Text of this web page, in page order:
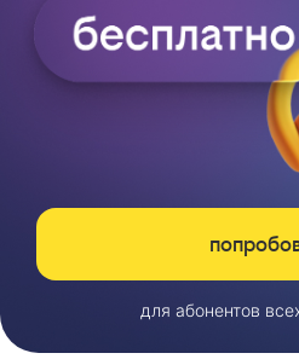
для абонентов